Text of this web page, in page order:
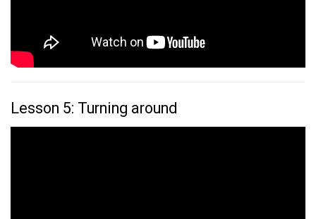
Lesson 5: Turning around